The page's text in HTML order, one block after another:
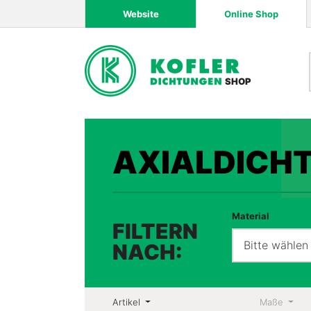
Website Online Shop
SHOP
FILTERN
NACH:
Material
Bitte wählen
Artikel Maße